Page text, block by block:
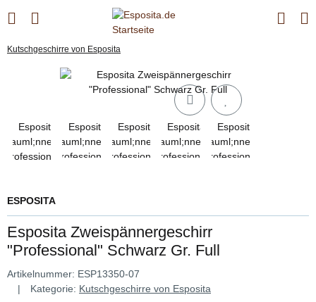
Kutschgeschirre von Esposita
ESPOSITA
Esposita Zweispännergeschirr
"Professional" Schwarz Gr. Full
Artikelnummer: ESP13350-07
Kategorie: Kutschgeschirre von Esposita